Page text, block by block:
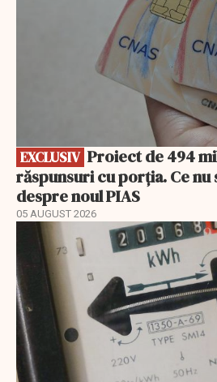
EXCLUSIV
răspunsuri cu porția. Ce nu
despre noul PIAS
05 AUGUST 2026